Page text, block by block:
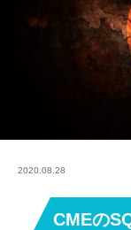
2020.08.28
CMEの